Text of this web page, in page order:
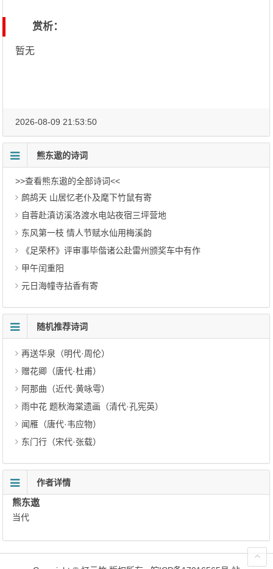
赏析：
暂无
2026-08-09 21:53:50
熊东遨的诗词
>>查看熊东遨的全部诗词<<
鹧鸪天 山居忆老仆及麾下竹鼠有寄
自蓉赴滇访溪洛渡水电站夜宿三坪营地
东风第一枝 情人节赋水仙用梅溪韵
《足荣杯》评审事毕偕诸公赴雷州颁奖车中有作
甲午闰重阳
元日海幢寺拈香有寄
随机推荐诗词
再送华泉（明代·周伦）
赠花卿（唐代·杜甫）
阿那曲（近代·黄咏雩）
雨中花 题秋海棠遗画（清代·孔宪英）
闻雁（唐代·韦应物）
东门行（宋代·张载）
作者详情
熊东遨
当代